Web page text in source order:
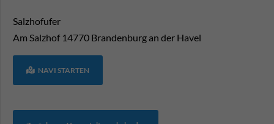
Salzhofufer
Am Salzhof 14770 Brandenburg an der Havel
NAVI STARTEN